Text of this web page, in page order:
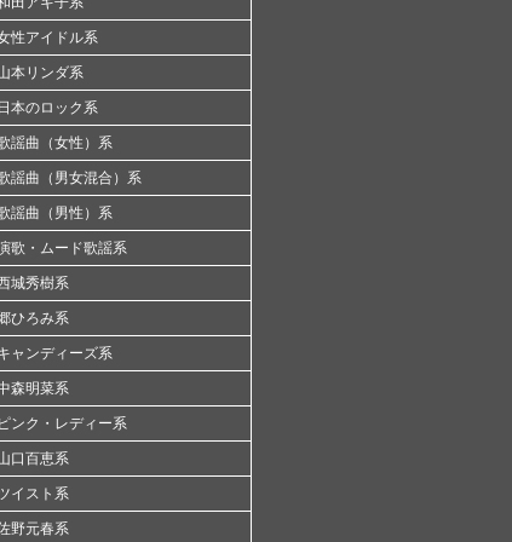
性アイドル系
本リンダ系
日本のロック系
謡曲（女性）系
謡曲（男女混合）系
謡曲（男性）系
歌・ムード歌謡系
城秀樹系
ひろみ系
ャンディーズ系
森明菜系
ピンク・レディー系
口百恵系
イスト系
野元春系